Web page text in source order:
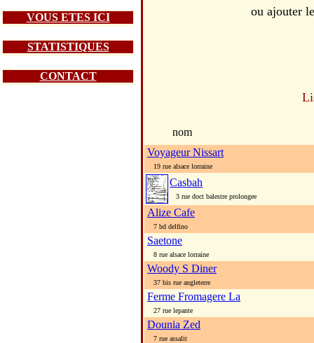
VOUS ETES ICI
STATISTIQUES
CONTACT
ou ajouter
nom
Voyageur Nissart
19 rue alsace lorraine
Casbah
3 rue doct balestre prolongee
Alize Cafe
7 bd delfino
Saetone
8 rue alsace lorraine
Woody S Diner
37 bis rue angleterre
Ferme Fromagere La
27 rue lepante
Dounia Zed
7 rue assalit